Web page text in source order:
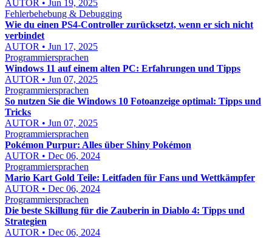
AUTOR • Jun 19, 2025
Fehlerbehebung & Debugging
Wie du einen PS4-Controller zurücksetzt, wenn er sich nicht
verbindet
AUTOR • Jun 17, 2025
Programmiersprachen
Windows 11 auf einem alten PC: Erfahrungen und Tipps
AUTOR • Jun 07, 2025
Programmiersprachen
So nutzen Sie die Windows 10 Fotoanzeige optimal: Tipps und
Tricks
AUTOR • Jun 07, 2025
Programmiersprachen
Pokémon Purpur: Alles über Shiny Pokémon
AUTOR • Dec 06, 2024
Programmiersprachen
Mario Kart Gold Teile: Leitfaden für Fans und Wettkämpfer
AUTOR • Dec 06, 2024
Programmiersprachen
Die beste Skillung für die Zauberin in Diablo 4: Tipps und
Strategien
AUTOR • Dec 06, 2024